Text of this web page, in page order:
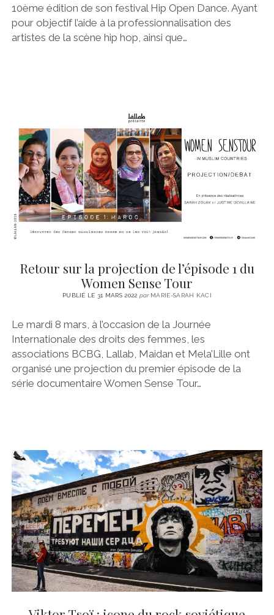
10ème édition de son festival Hip Open Dance. Ayant
pour objectif l’aide à la professionnalisation des
artistes de la scène hip hop, ainsi que…
Retour sur la projection de l’épisode 1 du
Women Sense Tour
PUBLIÉ LE 31 MARS 2022 parMARIE-SARAH KACI
Le mardi 8 mars, à l’occasion de la Journée
Internationale des droits des femmes, les
associations BCBG, Lallab, Maidan et Mela’Lille ont
organisé une projection du premier épisode de la
série documentaire Women Sense Tour…